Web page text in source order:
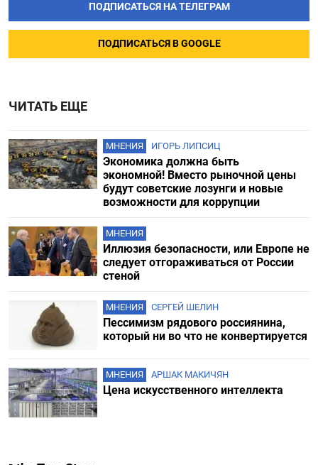
ПОДПИСАТЬСЯ НА ТЕЛЕГРАМ
ПОДПИСАТЬСЯ В GOOGLE
ЧИТАТЬ ЕЩЕ
МНЕНИЯ ИГОРЬ ЛИПСИЦ
Экономика должна быть
экономной! Вместо рыночной цены
будут советские лозунги и новые
возможности для коррупции
МНЕНИЯ
Иллюзия безопасности, или Европе не
следует отгораживаться от России
стеной
МНЕНИЯ СЕРГЕЙ ШЕЛИН
Пессимизм рядового россиянина,
который ни во что не конвертируется
МНЕНИЯ АРШАК МАКИЧЯН
Цена искусственного интеллекта